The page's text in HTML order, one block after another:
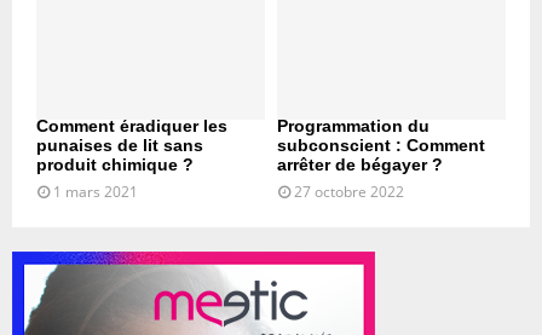
Comment éradiquer les
punaises de lit sans
produit chimique ?
1 mars 2021
Programmation du
subconscient : Comment
arrêter de bégayer ?
27 octobre 2022